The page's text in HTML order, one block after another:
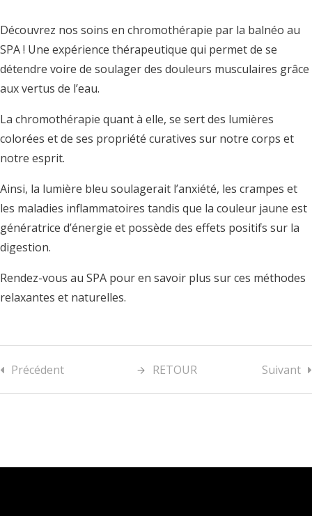
Découvrez nos soins en chromothérapie par la balnéo au
SPA ! Une expérience thérapeutique qui permet de se
détendre voire de soulager des douleurs musculaires grâce
aux vertus de l’eau.
La chromothérapie quant à elle, se sert des lumières
colorées et de ses propriété curatives sur notre corps et
notre esprit.
Ainsi, la lumière bleu soulagerait l’anxiété, les crampes et
les maladies inflammatoires tandis que la couleur jaune est
génératrice d’énergie et possède des effets positifs sur la
digestion.
Rendez-vous au SPA pour en savoir plus sur ces méthodes
relaxantes et naturelles.
Précédent RETOUR Suivant